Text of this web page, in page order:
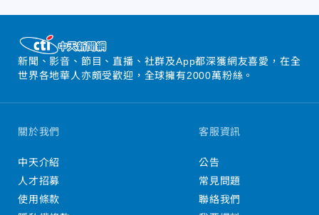
新聞、影音、節目、直播、社群及App都深獲網友喜愛，在全
世界各地華人亦頗受歡迎，全球擁有2000萬粉絲。
關於我們
中天介紹
人才招募
使用條款
客服資訊
公告
常見問題
聯絡我們